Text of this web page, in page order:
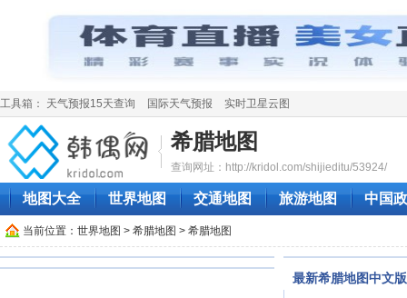
工具箱： 天气预报15天查询 国际天气预报 实时卫星云图
希腊地图
查询网址：http://kridol.com/shijieditu/53924/
地图大全 世界地图 交通地图 旅游地图 中国
当前位置： 世界地图 > 希腊地图 > 希腊地图
最新希腊地图中文版